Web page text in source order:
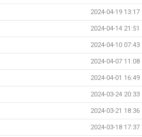
2024-04-19 13:17
2024-04-14 21:51
2024-04-10 07:43
2024-04-07 11:08
2024-04-01 16:49
2024-03-24 20:33
2024-03-21 18:36
2024-03-18 17:37